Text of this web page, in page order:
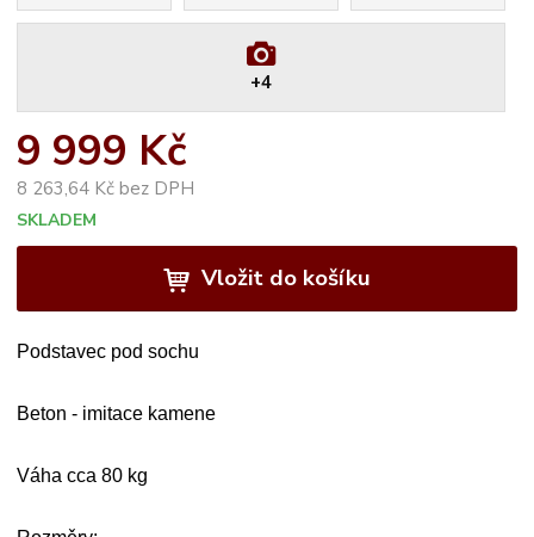
+4
9 999 Kč
8 263,64 Kč bez DPH
SKLADEM
Vložit do košíku
Podstavec pod sochu
Beton - imitace kamene
Váha cca 80 kg